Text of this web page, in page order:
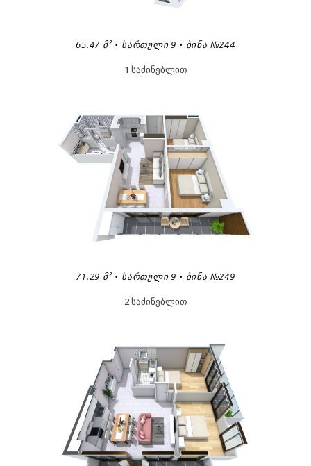
65.47 Მ² • ᲡᲐᲠᲗᲣᲚᲘ 9 • ᲑᲘᲜᲐ №244
1 საძინებლით
71.29 Მ² • ᲡᲐᲠᲗᲣᲚᲘ 9 • ᲑᲘᲜᲐ №249
2 საძინებლით